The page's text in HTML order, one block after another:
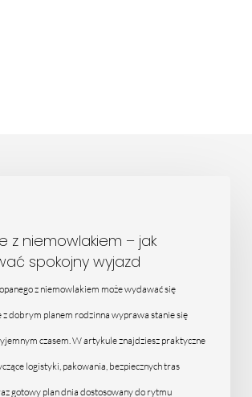
z niemowlakiem – jak
spokojny wyjazd
z niemowlakiem może wydawać się
z dobrym planem rodzinna wyprawa stanie się
czasem. W artykule znajdziesz praktyczne
logistyki, pakowania, bezpiecznych tras
gotowy plan dnia dostosowany do rytmu